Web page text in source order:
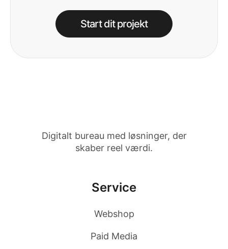
Start dit projekt
Digitalt bureau med løsninger, der
skaber reel værdi.
Service
Webshop
Paid Media